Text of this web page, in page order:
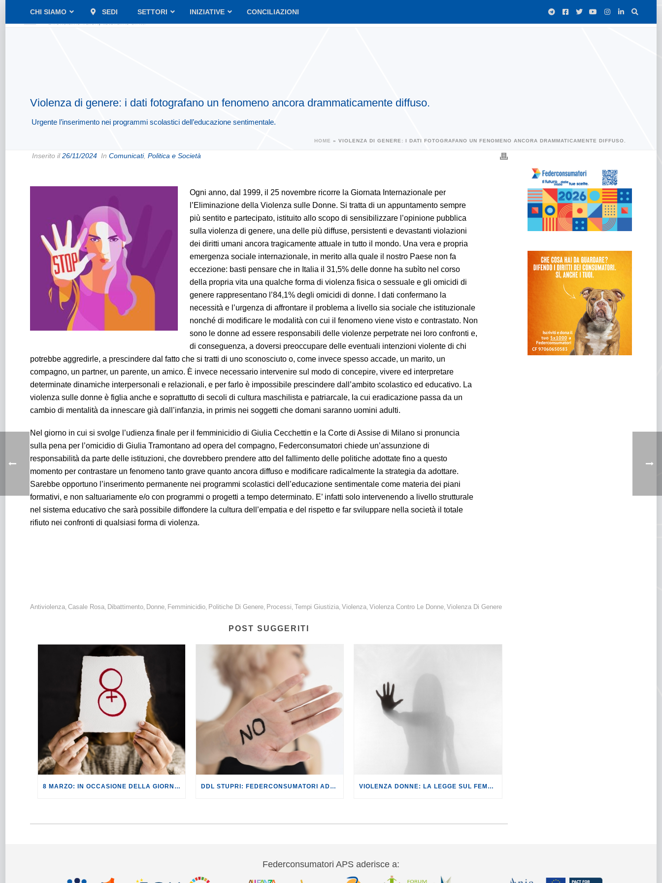
CHI SIAMO SEDI SETTORI INIZIATIVE CONCILIAZIONI
Violenza di genere: i dati fotografano un fenomeno ancora drammaticamente diffuso.
Urgente l’inserimento nei programmi scolastici dell’educazione sentimentale.
HOME » VIOLENZA DI GENERE: I DATI FOTOGRAFANO UN FENOMENO ANCORA DRAMMATICAMENTE DIFFUSO.
Inserito il26/11/2024 In Comunicati, Politica e Società
Ogni anno, dal 1999, il 25 novembre ricorre la Giornata Internazionale per
l’Eliminazione della Violenza sulle Donne. Si tratta di un appuntamento sempre
più sentito e partecipato, istituito allo scopo di sensibilizzare l’opinione pubblica
sulla violenza di genere, una delle più diffuse, persistenti e devastanti violazioni
dei diritti umani ancora tragicamente attuale in tutto il mondo. Una vera e propria
emergenza sociale internazionale, in merito alla quale il nostro Paese non fa
eccezione: basti pensare che in Italia il 31,5% delle donne ha subìto nel corso
della propria vita una qualche forma di violenza fisica o sessuale e gli omicidi di
genere rappresentano l’84,1% degli omicidi di donne. I dati confermano la
necessità e l’urgenza di affrontare il problema a livello sia sociale che istituzionale
nonché di modificare le modalità con cui il fenomeno viene visto e contrastato. Non
sono le donne ad essere responsabili delle violenze perpetrate nei loro confronti e,
di conseguenza, a doversi preoccupare delle eventuali intenzioni violente di chi
potrebbe aggredirle, a prescindere dal fatto che si tratti di uno sconosciuto o, come invece spesso accade, un marito, un
compagno, un partner, un parente, un amico. È invece necessario intervenire sul modo di concepire, vivere ed interpretare
determinate dinamiche interpersonali e relazionali, e per farlo è impossibile prescindere dall’ambito scolastico ed educativo. La
violenza sulle donne è figlia anche e soprattutto di secoli di cultura maschilista e patriarcale, la cui eradicazione passa da un
cambio di mentalità da innescare già dall’infanzia, in primis nei soggetti che domani saranno uomini adulti.
Nel giorno in cui si svolge l’udienza finale per il femminicidio di Giulia Cecchettin e la Corte di Assise di Milano si pronuncia
sulla pena per l’omicidio di Giulia Tramontano ad opera del compagno, Federconsumatori chiede un’assunzione di
responsabilità da parte delle istituzioni, che dovrebbero prendere atto del fallimento delle politiche adottate fino a questo
momento per contrastare un fenomeno tanto grave quanto ancora diffuso e modificare radicalmente la strategia da adottare.
Sarebbe opportuno l’inserimento permanente nei programmi scolastici dell’educazione sentimentale come materia dei piani
formativi, e non saltuariamente e/o con programmi o progetti a tempo determinato. E’ infatti solo intervenendo a livello strutturale
nel sistema educativo che sarà possibile diffondere la cultura dell’empatia e del rispetto e far sviluppare nella società il totale
rifiuto nei confronti di qualsiasi forma di violenza.
Antiviolenza, Casale Rosa, Dibattimento, Donne, Femminicidio, Politiche Di Genere, Processi, Tempi Giustizia, Violenza, Violenza Contro Le Donne, Violenza Di Genere
POST SUGGERITI
8 MARZO: IN OCCASIONE DELLA GIORNATA INTERNAZIONALE DELLA DONNA I PREZZI DEI REGALI AUMENTANO IN MEDIA DEL +6%. DDL STUPRI: FEDERCONSUMATORI ADERISCE ALLA MOBILITAZIONE CONTRO IL DDL STUPRI INDETTA IL 28 FEBBRAIO VIOLENZA DONNE: LA LEGGE SUL FEMMINICIDIO È FINALMENTE REALTÀ.
Federconsumatori APS aderisce a: